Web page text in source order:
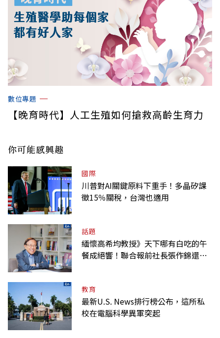
數位專題
【晚育時代】人工生殖如何搶救高齡生育力
你可能感興趣
國際
川普對AI關鍵原料下重手！多晶矽課
徵15％關稅，台灣也適用
話題
緬懷高希均教授》天下哪有白吃的午
餐成絕響！聯合報前社長張作錦還原
教育
最新U.S. News排行榜公布，這所私
校在電腦科學異軍突起